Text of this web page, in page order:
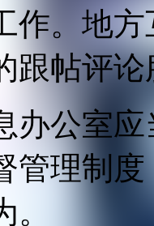
作。地
跟帖评
办公室
管理制